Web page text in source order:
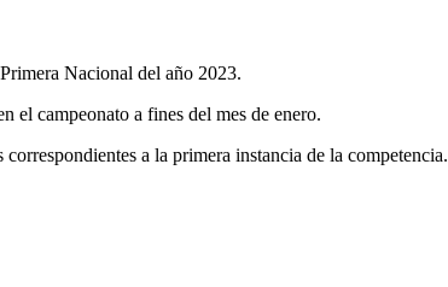
Nacional del año 2023.
el campeonato a fines del mes de enero.
a la primera instancia de la competencia.